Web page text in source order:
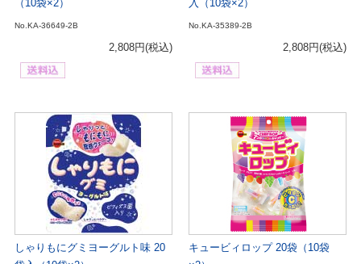
（10袋×2）
No.KA-36649-2B
2,808円(税込)
入（10袋×2）
No.KA-35389-2B
2,808円(税込)
しゃりもにグミヨーグルト味 20
キュービィロップ 20袋（10袋